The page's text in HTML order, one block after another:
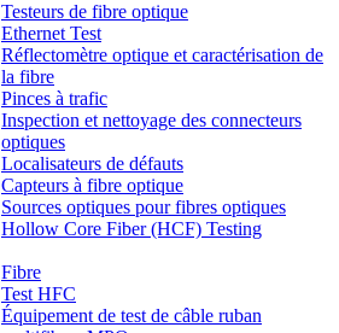
Testeurs de fibre optique
Ethernet Test
Réflectomètre optique et caractérisation de
la fibre
Pinces à trafic
Inspection et nettoyage des connecteurs
optiques
Localisateurs de défauts
Capteurs à fibre optique
Sources optiques pour fibres optiques
Hollow Core Fiber (HCF) Testing
Fibre
Test HFC
Équipement de test de câble ruban